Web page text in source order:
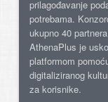
prilagođavanje
potrebama.
ukupno 40
AthenaPlus je
platformom
digitaliziranog
za korisnike.